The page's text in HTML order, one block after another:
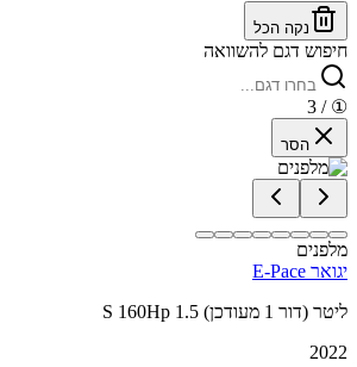
נקה הכל
חיפוש דגם להשוואה
①
/ 3
הסר
מלפנים
יגואר E-Pace
S 160Hp 1.5 ליטר (דור 1 מעודכן)
2022